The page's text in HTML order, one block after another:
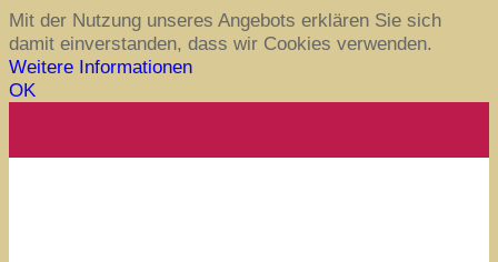
Mit der Nutzung unseres Angebots erklären Sie sich
damit einverstanden, dass wir Cookies verwenden.
Weitere Informationen
OK